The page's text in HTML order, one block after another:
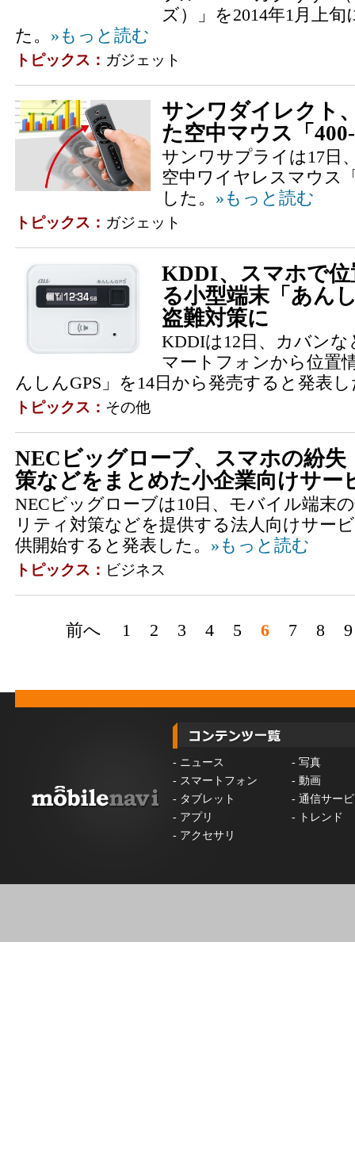
ズ）」を2014年1月上
た。 »もっと読む
トピックス： ガジェット
サンワダイレクト
た空中マウス「
サンワサプライは17日
空中ワイヤレスマウス
した。 »もっと読む
トピックス： ガジェット
KDDI、スマホで
る小型端末「あん
盗難対策に
KDDIは12日、カバン
マートフォンから位置
んしんGPS」を14日から発売すると発表
トピックス： その他
NECビッグローブ、スマホの紛失
策などをまとめた小企業向けサー
NECビッグローブは10日、モバイル端末
リティ対策などを提供する法人向けサー
供開始すると発表した。 »もっと読む
トピックス： ビジネス
前へ 1 2 3 4 5 6 7 8 9
- ニュース - 写真
- スマートフォン - 動画
- タブレット - 通信サー
- アプリ -
トレンド
- アクセサリ